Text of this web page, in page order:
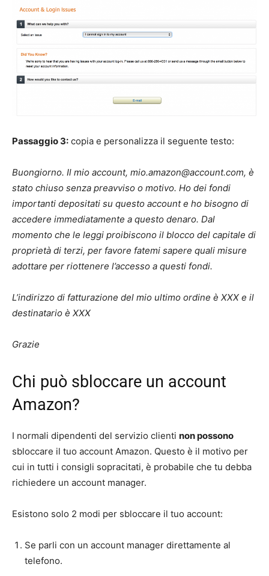
Passaggio 3: copia e personalizza il seguente testo:
Buongiorno. Il mio account, mio.amazon@account.com, è
stato chiuso senza preavviso o motivo. Ho dei fondi
importanti depositati su questo account e ho bisogno di
accedere immediatamente a questo denaro. Dal
momento che le leggi proibiscono il blocco del capitale di
proprietà di terzi, per favore fatemi sapere quali misure
adottare per riottenere l’accesso a questi fondi.
L’indirizzo di fatturazione del mio ultimo ordine è XXX e il
destinatario è XXX
Grazie
Chi può sbloccare un account
Amazon?
I normali dipendenti del servizio clienti non possono
sbloccare il tuo account Amazon. Questo è il motivo per
cui in tutti i consigli sopracitati, è probabile che tu debba
richiedere un account manager.
Esistono solo 2 modi per sbloccare il tuo account:
Se parli con un account manager direttamente al
telefono.